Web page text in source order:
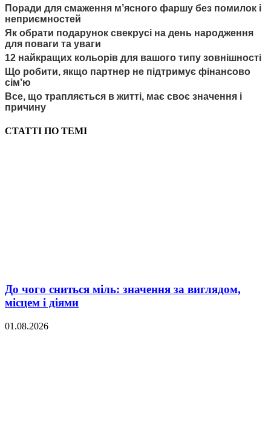
Поради для смаження м’ясного фаршу без помилок і
неприємностей
Як обрати подарунок свекрусі на день народження
для поваги та уваги
12 найкращих кольорів для вашого типу зовнішності
Що робити, якщо партнер не підтримує фінансово
сім’ю
Все, що трапляється в житті, має своє значення і
причину
СТАТТІ ПО ТЕМІ
До чого сниться міль: значення за виглядом,
місцем і діями
01.08.2026